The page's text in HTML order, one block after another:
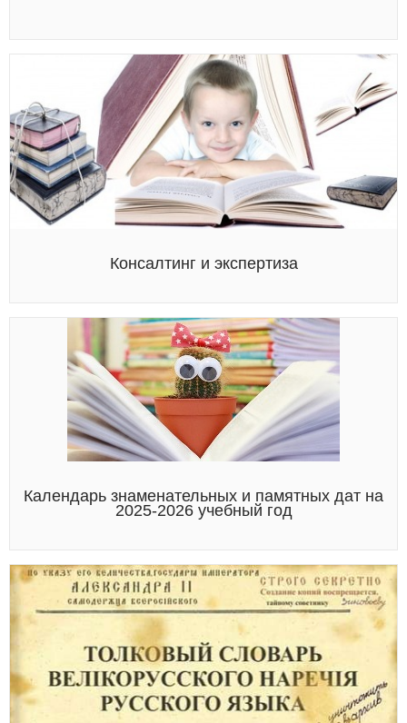
Консалтинг и экспертиза
Календарь знаменательных и памятных дат на
2025-2026 учебный год